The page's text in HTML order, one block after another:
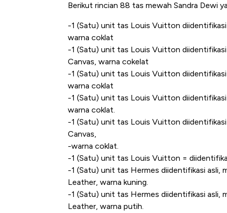
Berikut rincian 88 tas mewah Sandra Dewi
-1 (Satu) unit tas Louis Vuitton
warna coklat
-1 (Satu) unit tas Louis Vuitton
Canvas, warna cokelat
-1 (Satu) unit tas Louis Vuitton
warna coklat
-1 (Satu) unit tas Louis Vuitton
warna coklat.
-1 (Satu) unit tas Louis Vuitton
Canvas,
-warna coklat.
-1 (Satu) unit tas Louis Vuitton =
-1 (Satu) unit tas Hermes diidentifikasi asli,
Leather, warna kuning.
-1 (Satu) unit tas Hermes diidentifikasi asli,
Leather, warna putih.